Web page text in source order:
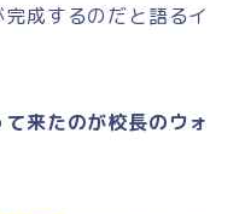
成するのだと語るイ
来たのが校長のウォ